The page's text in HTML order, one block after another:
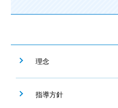
理念
指導方針